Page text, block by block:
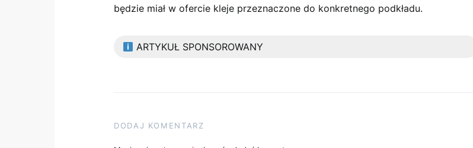
będzie miał w ofercie kleje przeznaczone do konkretnego podkładu.
ARTYKUŁ SPONSOROWANY
DODAJ KOMENTARZ